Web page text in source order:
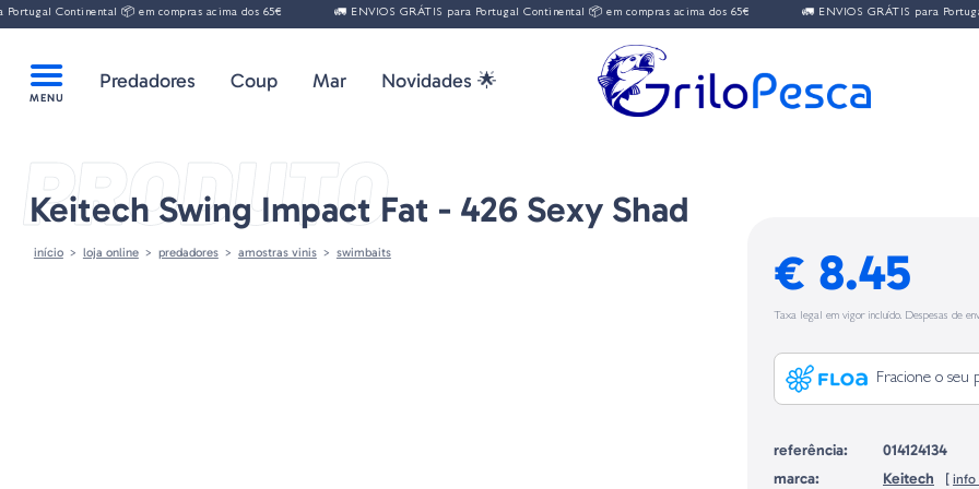
Continental 📦 em compras acima dos 65€ 🚛 ENVIOS GRÁTIS para Portugal Continental 📦 em compras acima dos 65€ 🚛 ENVIOS GRÁTIS para Portugal
Predadores Coup Mar Novidades 🌟
PRODUTO
Keitech Swing Impact Fat - 426 Sexy Shad
início loja online predadores amostras vinis swimbaits € 8.45
Taxa legal em vigor incluído. Despesas de
Fracione o
referência:
014124134
marca:
Keitech [ info